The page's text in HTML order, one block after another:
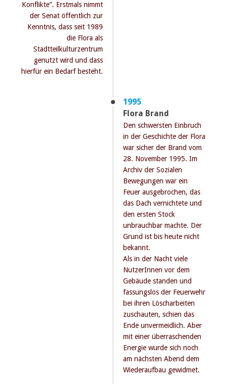
Konflikte”. Erstmals nimmt
der Senat öffentlich zur
Kenntnis, dass seit 1989
die Flora als
Stadtteilkulturzentrum
genutzt wird und dass
hierfür ein Bedarf besteht.
1995
Flora Brand
Den schwersten Einbruch
in der Geschichte der Flora
war sicher der Brand vom
28. November 1995. Im
Archiv der Sozialen
Bewegungen war ein
Feuer ausgebrochen, das
das Dach vernichtete und
den ersten Stock
unbrauchbar machte. Der
Grund ist bis heute nicht
bekannt.
Als in der Nacht viele
NutzerInnen vor dem
Gebäude standen und
fassungslos der Feuerwehr
bei ihren Löscharbeiten
zuschauten, schien das
Ende unvermeidlich. Aber
mit einer überraschenden
Energie wurde sich noch
am nächsten Abend dem
Wiederaufbau gewidmet.